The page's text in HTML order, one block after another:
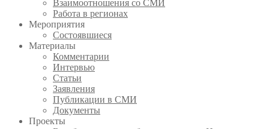
Взаимоотношения со СМИ
Работа в регионах
Мероприятия
Состоявшиеся
Материалы
Комментарии
Интервью
Статьи
Заявления
Публикации в СМИ
Документы
Проекты